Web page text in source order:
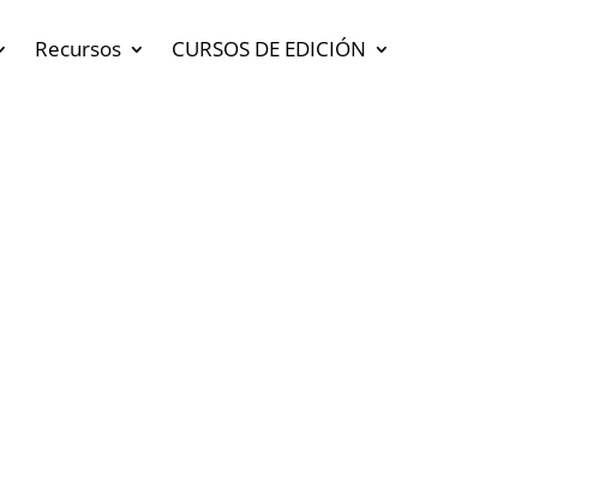
Recursos
CURSOS DE EDICIÓN